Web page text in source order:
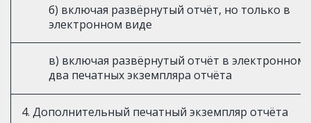
б) включая развёрнутый отчёт, но только в
электронном виде
в) включая развёрнутый отчёт в электронном
два печатных экземпляра отчёта
4. Дополнительный печатный экземпляр отчёта